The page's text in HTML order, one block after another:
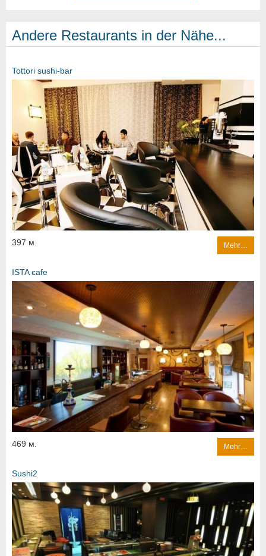
Andere Restaurants in der Nähe...
Tottori sushi-bar
397 м. Mehr…
ISTA cafe
469 м. Mehr…
Sushi2